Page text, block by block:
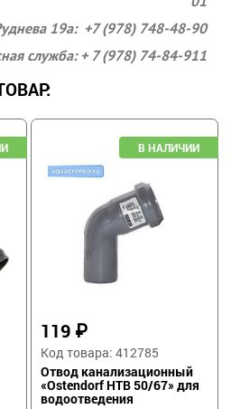
19а: +7 (978) 748-48-90
служба: + 7 (978) 74-84-911
119 ₽
Код товара: 412785
Отвод канализационный
«Ostendorf HTB 50/67» для
водоотведения